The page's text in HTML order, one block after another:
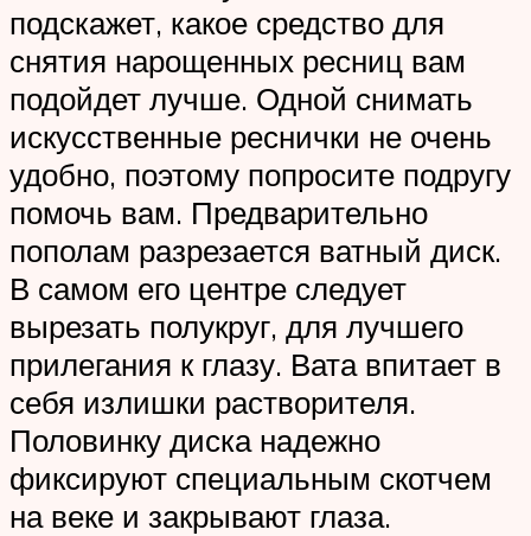
подскажет, какое средство для
снятия нарощенных ресниц вам
подойдет лучше. Одной снимать
искусственные реснички не очень
удобно, поэтому попросите подругу
помочь вам. Предварительно
пополам разрезается ватный диск.
В самом его центре следует
вырезать полукруг, для лучшего
прилегания к глазу. Вата впитает в
себя излишки растворителя.
Половинку диска надежно
фиксируют специальным скотчем
на веке и закрывают глаза.